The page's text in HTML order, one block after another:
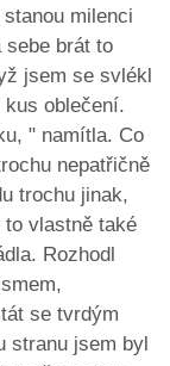
milenci
brát to
jsem se svlékl
kus oblečení.
" namítla. Co
nepatřičně
trochu jinak,
vlastně také
Rozhodl
se tvrdým
stranu jsem byl